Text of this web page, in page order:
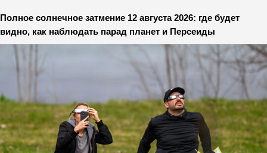
Полное солнечное затмение 12 августа 2026: где будет
видно, как наблюдать парад планет и Персеиды